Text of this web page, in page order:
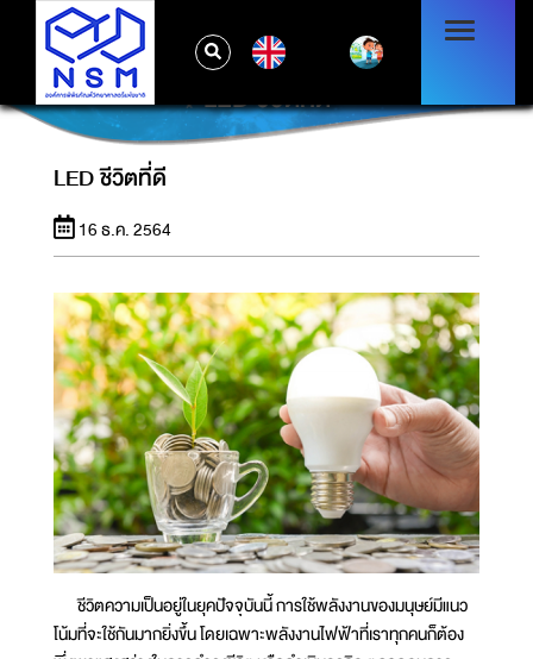
LED ชีวิตที่ดี
LED ชีวิตที่ดี
16 ธ.ค. 2564
ชีวิตความเป็นอยู่ในยุคปัจจุบันนี้ การใช้พลังงานของมนุษย์มีแนว
โน้มที่จะใช้กันมากยิ่งขึ้น โดยเฉพาะพลังงานไฟฟ้าที่เราทุกคนก็ต้อง